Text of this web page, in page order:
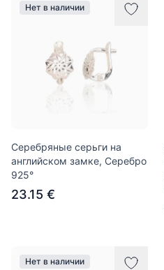
Нет в наличии
Серебряные серьги на
английском замке, Серебро
925°
23.15 €
Нет в наличии